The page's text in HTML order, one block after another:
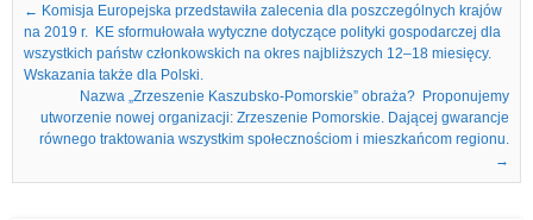
Nawigacja we wpisach
← Komisja Europejska przedstawiła zalecenia dla poszczególnych krajów
na 2019 r. KE sformułowała wytyczne dotyczące polityki gospodarczej dla
wszystkich państw członkowskich na okres najbliższych 12–18 miesięcy.
Wskazania także dla Polski.
Nazwa „Zrzeszenie Kaszubsko-Pomorskie” obraża? Proponujemy
utworzenie nowej organizacji: Zrzeszenie Pomorskie. Dającej gwarancje
równego traktowania wszystkim społecznościom i mieszkańcom regionu.
→